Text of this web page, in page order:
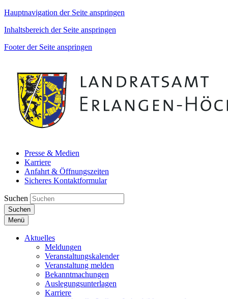
Hauptnavigation der Seite anspringen
Inhaltsbereich der Seite anspringen
Footer der Seite anspringen
Presse & Medien
Karriere
Anfahrt & Öffnungszeiten
Sicheres Kontaktformular
Suchen
Suchen
Menü
Aktuelles
Meldungen
Veranstaltungskalender
Veranstaltung melden
Bekanntmachungen
Auslegungsunterlagen
Karriere